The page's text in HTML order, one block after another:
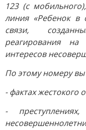
123 (с
линия «Ребенок в
связи,
реагирования
интересов
По этому номеру
- фактах жестокого
-